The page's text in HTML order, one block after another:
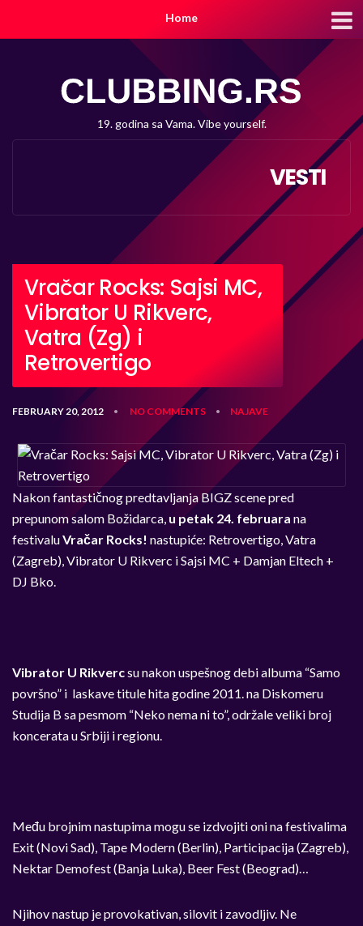
Home
19. godina sa Vama. Vibe yourself.
VESTI
Vračar Rocks: Sajsi MC,
Vibrator U Rikverc,
Vatra (Zg) i
Retrovertigo
FEBRUARY 20, 2012 • NO COMMENTS • NAJAVE
Nakon fantastičnog predtavljanja BIGZ scene pred
prepunom salom Božidarca, u petak 24. februara na
festivaluVračar Rocks! nastupiće: Retrovertigo, Vatra
(Zagreb), Vibrator U Rikverc i Sajsi MC + Damjan Eltech +
DJ Bko.
Vibrator U Rikvercsu nakon uspešnog debi albuma “Samo
površno” i laskave titule hita godine 2011. na Diskomeru
Studija B sa pesmom “Neko nema ni to”, održale veliki broj
koncerata u Srbiji i regionu.
Među brojnim nastupima mogu se izdvojiti oni na festivalima
Exit (Novi Sad), Tape Modern (Berlin), Participacija (Zagreb),
Nektar Demofest (Banja Luka), Beer Fest (Beograd)…
Njihov nastup je provokativan, silovit i zavodljiv. Ne